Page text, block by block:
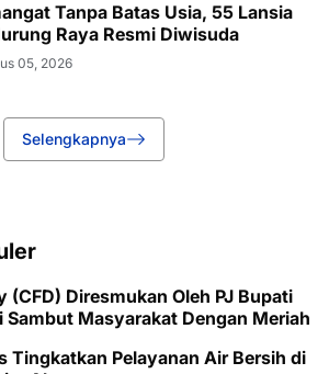
Tanpa Batas Usia, 55 Lansia
Raya Resmi Diwisuda
05, 2026
Selengkapnya
(CFD) Diresmukan Oleh PJ Bupati
Sambut Masyarakat Dengan Meriah
Tingkatkan Pelayanan Air Bersih di